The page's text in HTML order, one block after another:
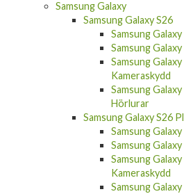
Samsung Galaxy S26
Samsung Galaxy
Samsung Galaxy
Samsung Galaxy
Kameraskydd
Samsung Galaxy
Hörlurar
Samsung Galaxy S26
Samsung Galaxy
Samsung
Samsung Galaxy
Kameraskydd
Samsung
Hörlurar